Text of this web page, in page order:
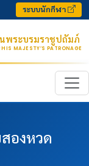
ระบบนักกีฬา
พระบรมราชูปถัมภ์
HIS MAJESTY’S PATRONAGE
องหวด